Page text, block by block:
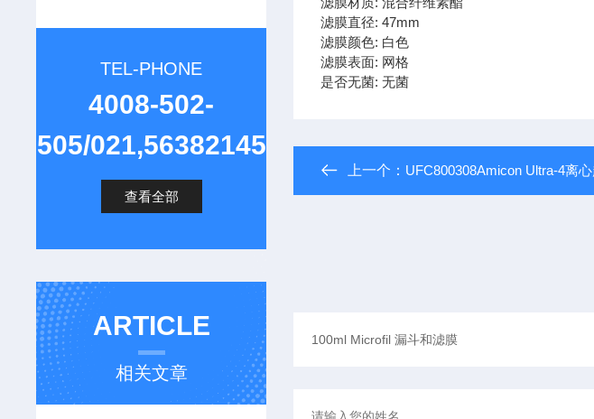
TEL-PHONE
4008-502-
505/021,56382145
查看全部
ARTICLE
相关文章
滤膜直径: 47mm
滤膜颜色: 白色
滤膜表面: 网格
是否无菌: 无菌
上一个： UFC800308Amicon Ultra-4离